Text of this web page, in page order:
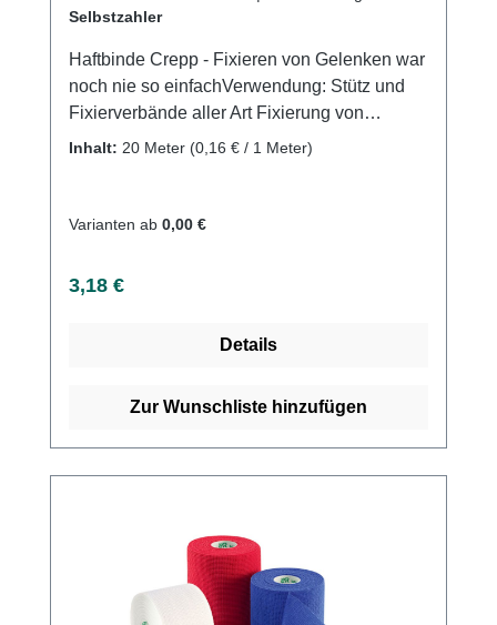
Selbstzahler
Haftbinde Crepp - Fixieren von Gelenken war
noch nie so einfachVerwendung: Stütz und
Fixierverbände aller Art Fixierung von
Arm-,Knie- und Sprunggelenken Fixierung
Baumwolle Viskose Polyamiddehnbar
Verkleben mit der Haut Kohäsiv (auf-sich-
Hygienisch, praktisch als Verpackung im
20 Meter auf der Rolle (gedehnt) auf der
uns und profitieren Sie von unserem
schnellen Versand und unserem
hervorragenden Kundenservice.
Inhalt: 20 Meter (0,16 € / 1 Meter)
Varianten ab 0,00 €
Regulärer Preis:
3,18 €
Details
Zur Wunschliste hinzufügen